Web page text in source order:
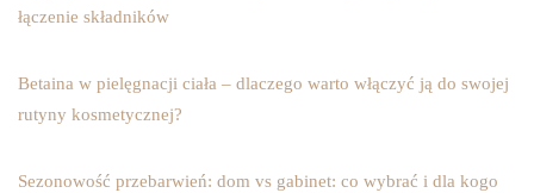
łączenie składników
Betaina w pielęgnacji ciała – dlaczego warto włączyć ją do swojej
rutyny kosmetycznej?
Sezonowość przebarwień: dom vs gabinet: co wybrać i dla kogo